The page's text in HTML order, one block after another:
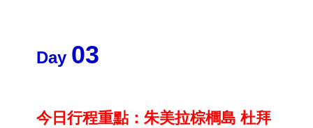
Day 03
今日行程重點：朱美拉棕櫚島 杜拜